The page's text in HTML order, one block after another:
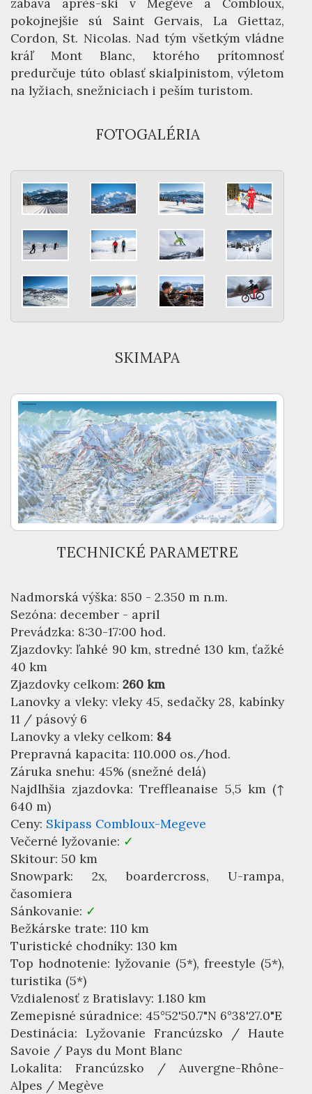
pokojnejšie sú Saint Gervais, La Giettaz,
Cordon, St. Nicolas. Nad tým všetkým vládne
kráľ Mont Blanc, ktorého prítomnosť
predurčuje túto oblasť skialpinistom, výletom
na lyžiach, snežniciach i peším turistom.
FOTOGALÉRIA
SKIMAPA
TECHNICKÉ PARAMETRE
Nadmorská výška: 850 - 2.350 m n.m.
Sezóna: december - april
Prevádzka: 8:30-17:00 hod.
Zjazdovky: ľahké 90 km, stredné 130 km, ťažké
40 km
Zjazdovky celkom: 260 km
Lanovky a vleky: vleky 45, sedačky 28, kabínky
11 / pásový 6
Lanovky a vleky celkom: 84
Prepravná kapacita: 110.000 os./hod.
Záruka snehu: 45% (snežné delá)
Najdlhšia zjazdovka: Treffleanaise 5,5 km (↑
640 m)
Ceny: Skipass Combloux-Megeve
Večerné lyžovanie: ✓
Skitour: 50 km
Snowpark: 2x, boardercross, U-rampa,
časomiera
Sánkovanie: ✓
Bežkárske trate: 110 km
Turistické chodníky: 130 km
Top hodnotenie: lyžovanie (5*), freestyle (5*),
turistika (5*)
Vzdialenosť z Bratislavy: 1.180 km
Zemepisné súradnice: 45°52'50.7"N 6°38'27.0"E
Destinácia: Lyžovanie Francúzsko / Haute
Savoie / Pays du Mont Blanc
Lokalita: Francúzsko / Auvergne-Rhône-
Alpes / Megève